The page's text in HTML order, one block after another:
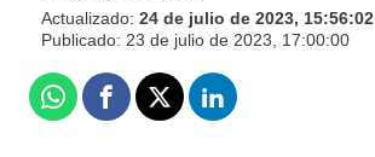
Actualizado: 24 de julio de 2023, 15:56:02
Publicado: 23 de julio de 2023, 17:00:00
WhatsappFacebook
X Linkedin